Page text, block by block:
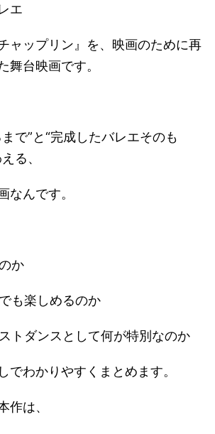
エ
ャップリン』を、映画のために再
舞台映画です。
で”と“完成したバレエそのも
る、
なんです。
か
も楽しめるのか
トダンスとして何が特別なのか
でわかりやすくまとめます。
作は、